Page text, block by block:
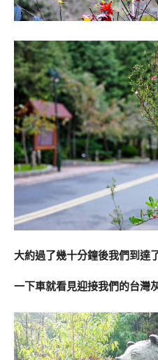
大約過了幾十分鐘後我們到達
一下車就看見迎接我們的台灣